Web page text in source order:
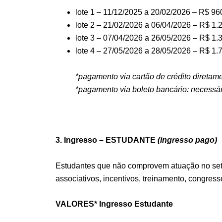
lote 1 – 11/12/2025 a 20/02/2026 – R$
lote 2 – 21/02/2026 a 06/04/2026 – R$
lote 3 – 07/04/2026 a 26/05/2026 – R$
lote 4 – 27/05/2026 a 28/05/2026 – R$
*pagamento via cartão de crédito
*pagamento via boleto bancário:
3. Ingresso – ESTUDANTE (ingresso pago)
Estudantes que não comprovem atuação no
associativos, incentivos, treinamento,
VALORES* Ingresso Estudante